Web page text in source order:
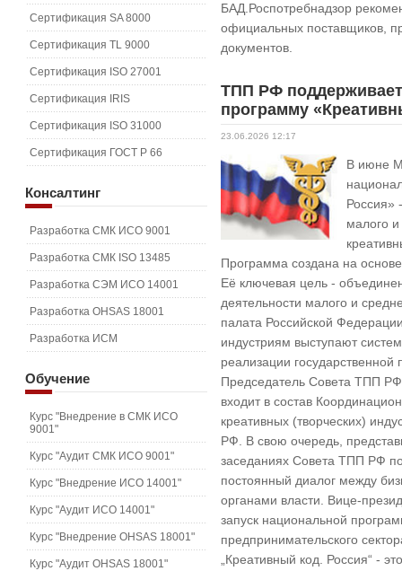
БАД.Роспотребнадзор
официальных поставщиков,
документов.
ТПП РФ
программу
23.06.2026 12:17
В июне
Россия»
малого
Программа создана на
Её ключевая цель -
деятельности малого и
палата Российской
индустриям выступают
реализации государственной
Председатель Совета ТПП
входит в состав
креативных (творческих)
РФ. В свою очередь,
заседаниях Совета ТПП РФ
постоянный диалог между
органами власти. Вице-
запуск национальной
предпринимательского
„Креативный код. Россия“ -
Сертификация SA 8000
Сертификация TL 9000
Сертификация ISO 27001
Сертификация IRIS
Сертификация ISO 31000
Сертификация ГОСТ Р 66
Консалтинг
Разработка СМК ИСО 9001
Разработка СМК ISO 13485
Разработка СЭМ ИСО 14001
Разработка OHSAS 18001
Разработка ИСМ
Обучение
Курс "Внедрение в СМК ИСО
9001"
Курс "Аудит СМК ИСО 9001"
Курс "Внедрение ИСО 14001"
Курс "Аудит ИСО 14001"
Курс "Внедрение OHSAS 18001"
Курс "Аудит OHSAS 18001"